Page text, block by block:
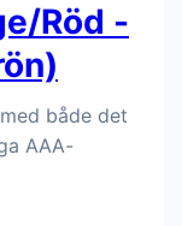
Röd -
både det
AAA-